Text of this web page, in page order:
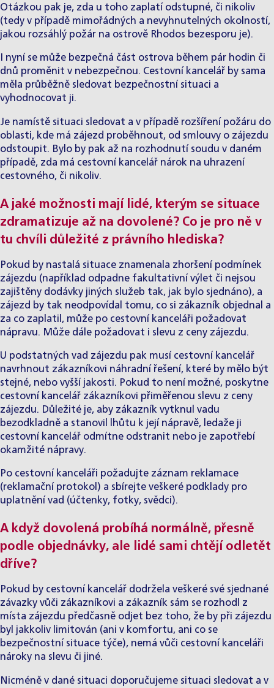
Otázkou pak je, zda u toho zaplatí odstupné, či nikoliv
(tedy v případě mimořádných a nevyhnutelných okolností,
jakou rozsáhlý požár na ostrově Rhodos bezesporu je).
I nyní se může bezpečná část ostrova během pár hodin či
dnů proměnit v nebezpečnou. Cestovní kancelář by sama
měla průběžně sledovat bezpečnostní situaci a
vyhodnocovat ji.
Je namístě situaci sledovat a v případě rozšíření požáru do
oblasti, kde má zájezd proběhnout, od smlouvy o zájezdu
odstoupit. Bylo by pak až na rozhodnutí soudu v daném
případě, zda má cestovní kancelář nárok na uhrazení
cestovného, či nikoliv.
A jaké možnosti mají lidé, kterým se situace
zdramatizuje až na dovolené? Co je pro ně v
tu chvíli důležité z právního hlediska?
Pokud by nastalá situace znamenala zhoršení podmínek
zájezdu (například odpadne fakultativní výlet či nejsou
zajištěny dodávky jiných služeb tak, jak bylo sjednáno), a
zájezd by tak neodpovídal tomu, co si zákazník objednal a
za co zaplatil, může po cestovní kanceláři požadovat
nápravu. Může dále požadovat i slevu z ceny zájezdu.
U podstatných vad zájezdu pak musí cestovní kancelář
navrhnout zákazníkovi náhradní řešení, které by mělo být
stejné, nebo vyšší jakosti. Pokud to není možné, poskytne
cestovní kancelář zákazníkovi přiměřenou slevu z ceny
zájezdu. Důležité je, aby zákazník vytknul vadu
bezodkladně a stanovil lhůtu k její nápravě, ledaže ji
cestovní kancelář odmítne odstranit nebo je zapotřebí
okamžité nápravy.
Po cestovní kanceláři požadujte záznam reklamace
(reklamační protokol) a sbírejte veškeré podklady pro
uplatnění vad (účtenky, fotky, svědci).
A když dovolená probíhá normálně, přesně
podle objednávky, ale lidé sami chtějí odletět
dříve?
Pokud by cestovní kancelář dodržela veškeré své sjednané
závazky vůči zákazníkovi a zákazník sám se rozhodl z
místa zájezdu předčasně odjet bez toho, že by při zájezdu
byl jakkoliv limitován (ani v komfortu, ani co se
bezpečnostní situace týče), nemá vůči cestovní kanceláři
nároky na slevu či jiné.
Nicméně v dané situaci doporučujeme situaci sledovat a v